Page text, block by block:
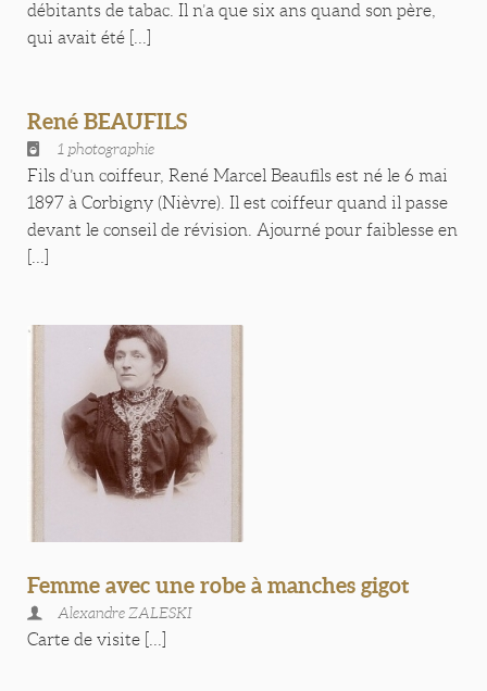
débitants de tabac. Il n’a que six ans quand son père,
qui avait été [...]
René BEAUFILS
1 photographie
Fils d’un coiffeur, René Marcel Beaufils est né le 6 mai
1897 à Corbigny (Nièvre). Il est coiffeur quand il passe
devant le conseil de révision. Ajourné pour faiblesse en
Femme avec une robe à manches gigot
Alexandre ZALESKI
Carte de visite [...]